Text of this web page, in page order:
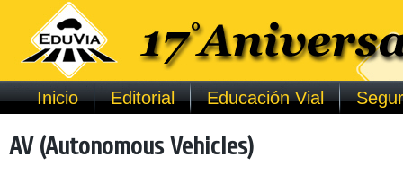
Inicio Editorial Educación Vial
AV (Autonomous Vehicles)